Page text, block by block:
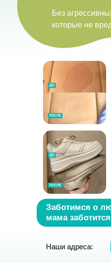
Без
которые не
Заботимся о
мама
Наши адреса: